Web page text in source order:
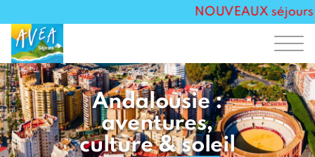
NOUVEAUX séjours
Andalousie :
aventures,
culture & soleil